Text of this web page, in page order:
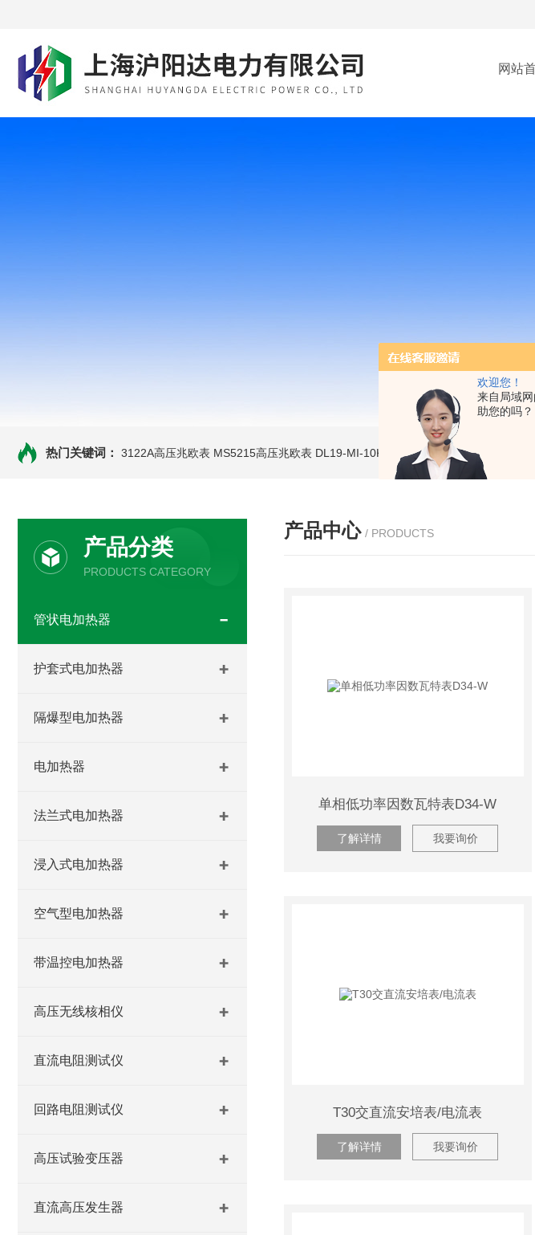
欢迎您！
来自局域
助您的吗？
网站
热门关键词： 3122A高压兆欧表 MS5215高压兆欧表 DL19-MI-10KVe 高压兆欧表 5000V数字高
产品分类
PRODUCTS CATEGORY
管状电加热器
护套式电加热器
隔爆型电加热器
电加热器
法兰式电加热器
浸入式电加热器
空气型电加热器
带温控电加热器
高压无线核相仪
直流电阻测试仪
回路电阻测试仪
高压试验变压器
直流高压发生器
产品中心 / PRODUCTS
单相低功率因数瓦特表D34-W
了解详情 我要询价
T30交直流安培表/电流表
了解详情 我要询价